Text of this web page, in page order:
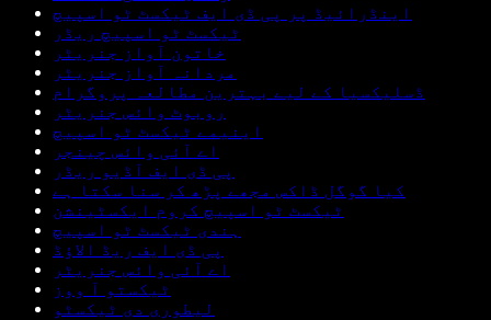
اینڈرائیڈ پر پی ڈی ایف ٹیکسٹ ٹو اسپیچ
ٹیکسٹ ٹو اسپیچ ریڈر
خاتون آواز جنریٹر
مردانہ آواز جنریٹر
ڈسلیکسیا کے لیے بہترین مطالعہ پروگرام
روبوٹ وائس جنریٹر
اینیمے ٹیکسٹ ٹو اسپیچ
اے آئی وائس چینجر
پی ڈی ایف آڈیو ریڈر
کیا گوگل ڈاکس مجھے پڑھ کر سنا سکتا ہے
ٹیکسٹ ٹو اسپیچ کروم ایکسٹینشن
ہندی ٹیکسٹ ٹو اسپیچ
پی ڈی ایف ریڈ الاؤڈ
اے آئی وائس جنریٹر
ٹیکستو آ ووز
لیطوری دی ٹیکسٹو